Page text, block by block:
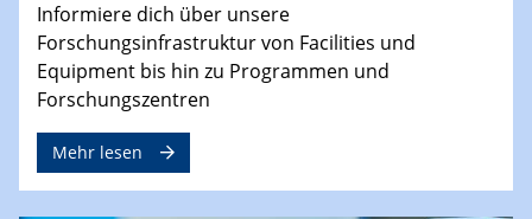
Informiere dich über unsere
Forschungsinfrastruktur von Facilities und
Equipment bis hin zu Programmen und
Forschungszentren
Mehr lesen